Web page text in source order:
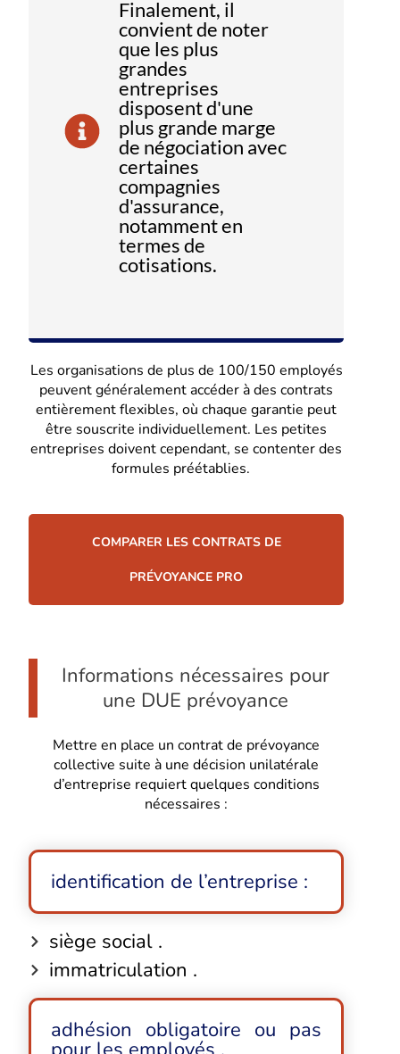
Finalement, il
convient de noter
que les plus
grandes
entreprises
disposent d'une
plus grande marge
de négociation avec
certaines
compagnies
d'assurance,
notamment en
termes de
cotisations.
Les organisations de plus de 100/150 employés
peuvent généralement accéder à des contrats
entièrement flexibles, où chaque garantie peut
être souscrite individuellement. Les petites
entreprises doivent cependant, se contenter des
formules préétablies.
COMPARER LES CONTRATS DE
PRÉVOYANCE PRO
Informations nécessaires pour
une DUE prévoyance
Mettre en place un contrat de prévoyance
collective suite à une décision unilatérale
d’entreprise requiert quelques conditions
nécessaires :
identification de l’entreprise :
siège social .
immatriculation .
adhésion obligatoire ou pas